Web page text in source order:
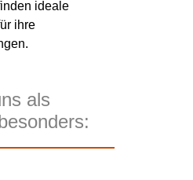
ideale
ihre
als